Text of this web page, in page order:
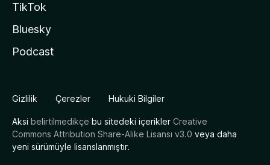
TikTok
Bluesky
Podcast
Gizlilik Çerezler Hukuki Bilgiler
Aksi belirtilmedikçe bu sitedeki içerikler Creative
Commons Attribution Share-Alike Lisansı v3.0 veya daha
yeni sürümüyle lisanslanmıştır.